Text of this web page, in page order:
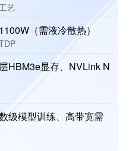
艺
1100W（需液冷散热）
HBM3e显存、NVLink N
级模型训练、高带宽需